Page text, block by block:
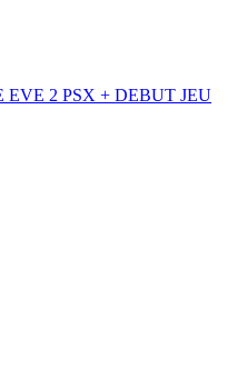
EVE 2 PSX + DEBUT JEU